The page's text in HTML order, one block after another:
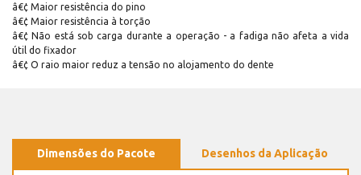
â€¢ Maior resistência do pino
â€¢ Maior resistência à torção
â€¢ Não está sob carga durante a operação - a fadiga não afeta a vida
útil do fixador
â€¢ O raio maior reduz a tensão no alojamento do dente
Dimensões do Pacote Desenhos da Aplicação